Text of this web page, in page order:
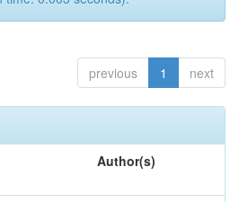
previous 1 next
Author(s)